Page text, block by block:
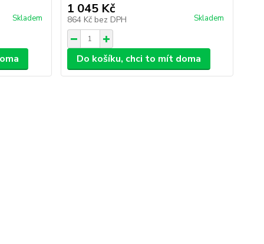
Skladem
1 045 Kč
864 Kč bez DPH Skladem
Do košíku, chci to mít doma